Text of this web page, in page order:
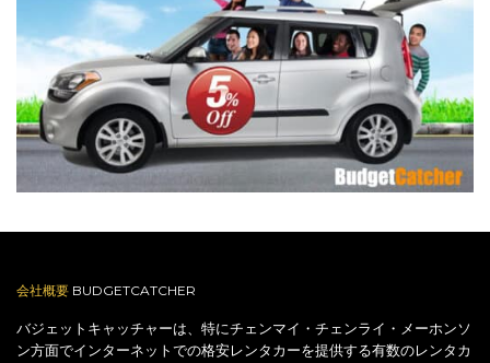
会社概要 BUDGETCATCHER
バジェットキャッチャーは、特にチェンマイ・チェンライ・メーホンソ
ン方面でインターネットでの格安レンタカーを提供する有数のレンタカ